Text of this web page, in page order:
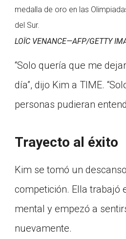
medalla de oro en las
del Sur.
LOÏC VENANCE—AFP/GETTY
“Solo quería que me
día”, dijo Kim a TIME.
personas pudieran
Trayecto al éxito
Kim se tomó un
competición. Ella trabajó
mental y empezó a
nuevamente.